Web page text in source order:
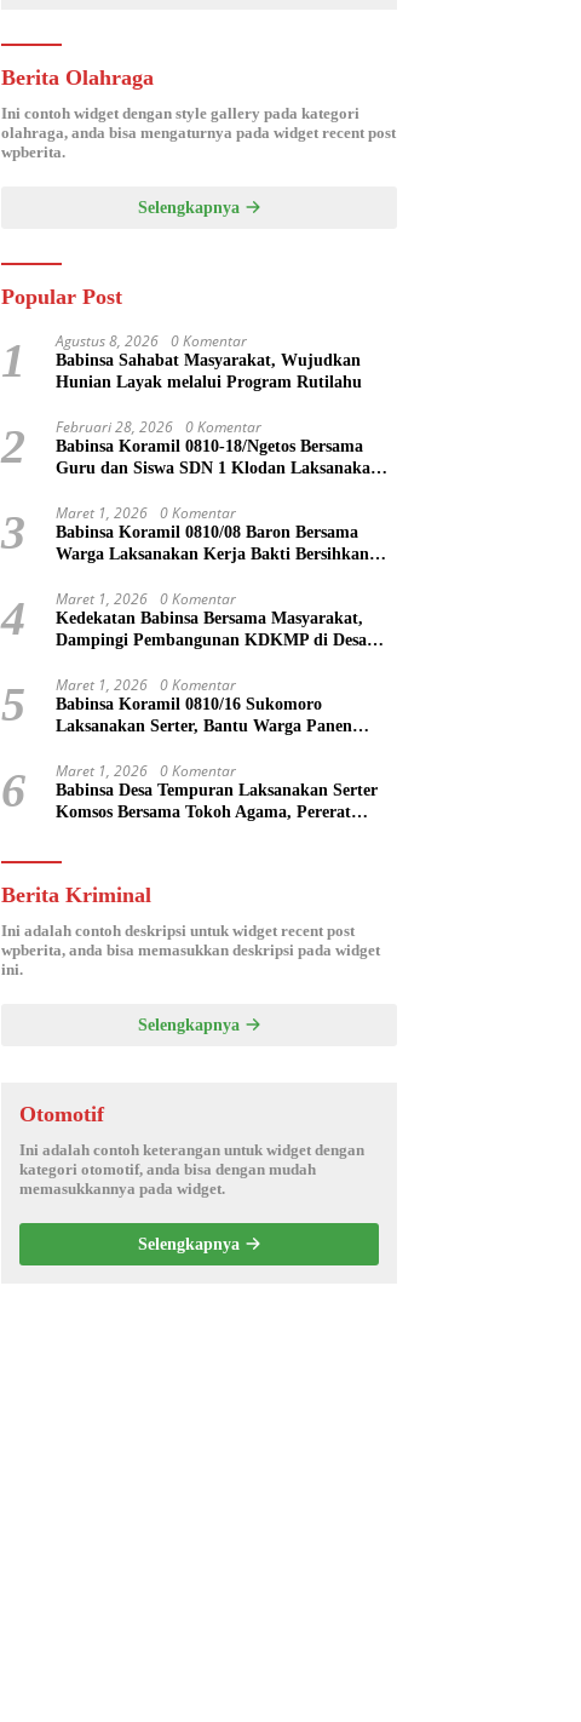
Berita Olahraga
Ini contoh widget dengan style gallery pada kategori
olahraga, anda bisa mengaturnya pada widget recent post
wpberita.
Selengkapnya
Popular Post
1 Agustus 8, 2026 0 Komentar
Babinsa Sahabat Masyarakat, Wujudkan
Hunian Layak melalui Program Rutilahu
2 Februari 28, 2026 0 Komentar
Babinsa Koramil 0810-18/Ngetos Bersama
Guru dan Siswa SDN 1 Klodan Laksanakan
Polusi Udara
3 Maret 1, 2026 0 Komentar
Babinsa Koramil 0810/08 Baron Bersama
Warga Laksanakan Kerja Bakti Bersihkan
4 Maret 1, 2026 0 Komentar
Kedekatan Babinsa Bersama Masyarakat,
Dampingi Pembangunan KDKMP di Desa
5 Maret 1, 2026 0 Komentar
Babinsa Koramil 0810/16 Sukomoro
Laksanakan Serter, Bantu Warga Panen
6 Maret 1, 2026 0 Komentar
Babinsa Desa Tempuran Laksanakan Serter
Komsos Bersama Tokoh Agama, Pererat
Berita Kriminal
Ini adalah contoh deskripsi untuk widget recent post
wpberita, anda bisa memasukkan deskripsi pada widget
ini.
Selengkapnya
Otomotif
Ini adalah contoh keterangan untuk widget dengan
kategori otomotif, anda bisa dengan mudah
memasukkannya pada widget.
Selengkapnya